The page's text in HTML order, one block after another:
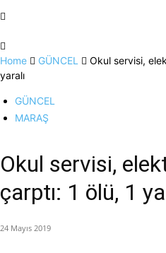
Home GÜNCEL
Okul servisi,
yaralı
GÜNCEL
MARAŞ
Okul servisi,
çarptı: 1 ölü, 1
24 Mayıs 2019